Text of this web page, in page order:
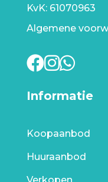
KvK: 61070963
Algemene
Informatie
Koopaanbod
Huuraanbod